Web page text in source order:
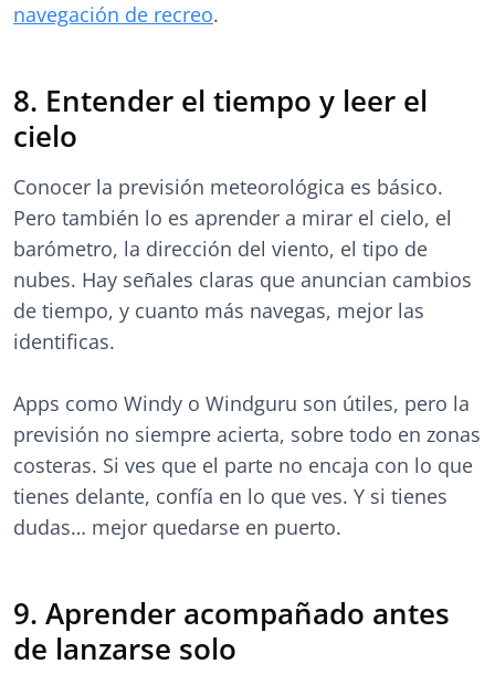
navegación de recreo.
8. Entender el tiempo y leer el
cielo
Conocer la previsión meteorológica es básico.
Pero también lo es aprender a mirar el cielo, el
barómetro, la dirección del viento, el tipo de
nubes. Hay señales claras que anuncian cambios
de tiempo, y cuanto más navegas, mejor las
identificas.
Apps como Windy o Windguru son útiles, pero la
previsión no siempre acierta, sobre todo en zonas
costeras. Si ves que el parte no encaja con lo que
tienes delante, confía en lo que ves. Y si tienes
dudas… mejor quedarse en puerto.
9. Aprender acompañado antes
de lanzarse solo